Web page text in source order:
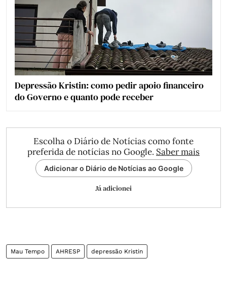
Depressão Kristin: como pedir apoio financeiro
do Governo e quanto pode receber
Escolha o Diário de Notícias como fonte
preferida de notícias no Google. Saber mais
Adicionar o Diário de Notícias ao Google
Já adicionei
Mau Tempo AHRESP depressão Kristin